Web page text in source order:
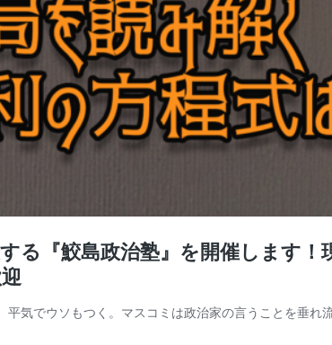
る『鮫島政治塾』を開催します
平気でウソもつく。マスコミは政治家の言うことを垂